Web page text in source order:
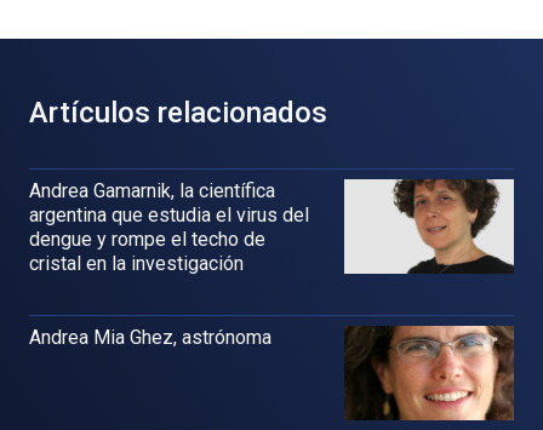
Artículos relacionados
Andrea Gamarnik, la científica
argentina que estudia el virus del
dengue y rompe el techo de
cristal en la investigación
Andrea Mia Ghez, astrónoma